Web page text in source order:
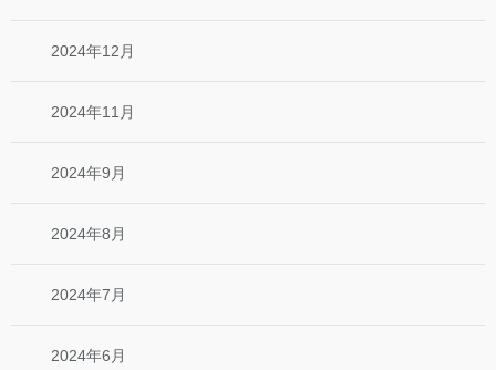
2024年12月
2024年11月
2024年9月
2024年8月
2024年7月
2024年6月